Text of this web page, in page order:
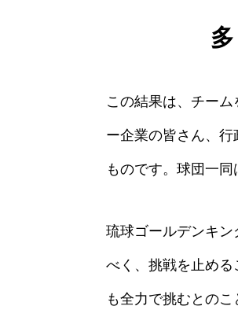
この結果は、チー
ー企業の皆さん、
ものです。球団一同
琉球ゴールデンキ
べく、挑戦を止め
も全力で挑むとの